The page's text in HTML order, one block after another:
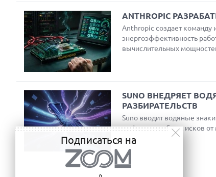
ANTHROPIC
Anthropic создает команду
энергоэффективность
вычислительных
SUNO ВНЕДРЯЕТ
РАЗБИРАТЕЛЬСТВ
Suno вводит водяные
на фоне судебных исков от
Подписаться на